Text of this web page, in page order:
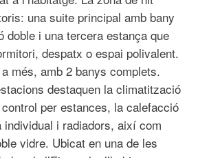
una suite principal amb bany
doble i una tercera estança que
despatx o espai polivalent.
a més, amb 2 banys complets.
destaquen la climatització
per estances, la calefacció
individual i radiadors, així com
vidre. Ubicat en una de les